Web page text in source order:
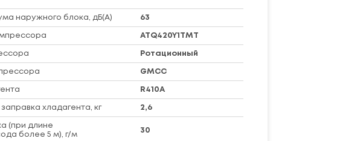
наружного блока, дБ(А) 63
ATQ420Y1TMT
Ротационный
GMCC
R410A
хладагента, кг 2,6
(при длине
более 5 м), г/м
30